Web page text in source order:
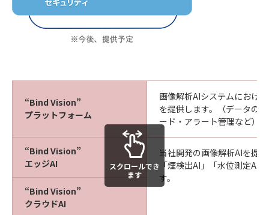
“Bind Vision”
プラットフォーム
画像解析AIシステムにおけ
を提供します。（データの
ード・アラート管理など）
“Bind Vision”
エッジAI
当社開発の画像解析AIを提
「煙検出AI」「水位測定AI
す。
“Bind Vision”
クラウドAI
スクロールでき
ます